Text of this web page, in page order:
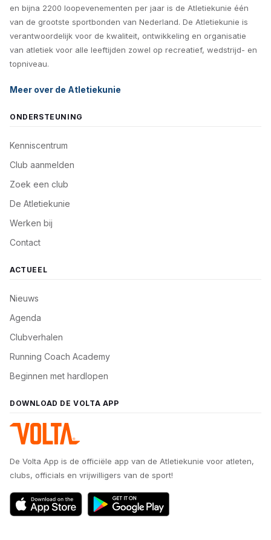
en bijna 2200 loopevenementen per jaar is de Atletiekunie één
van de grootste sportbonden van Nederland. De Atletiekunie is
verantwoordelijk voor de kwaliteit, ontwikkeling en organisatie
van atletiek voor alle leeftijden zowel op recreatief, wedstrijd- en
topniveau.
Meer over de Atletiekunie
ONDERSTEUNING
Kenniscentrum
Club aanmelden
Zoek een club
De Atletiekunie
Werken bij
Contact
ACTUEEL
Nieuws
Agenda
Clubverhalen
Running Coach Academy
Beginnen met hardlopen
DOWNLOAD DE VOLTA APP
De Volta App is de officiële app van de Atletiekunie voor atleten,
clubs, officials en vrijwilligers van de sport!